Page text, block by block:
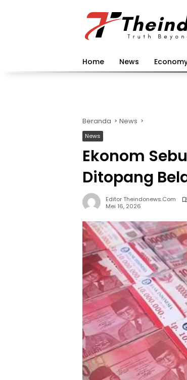
Home News
Beranda News
News
Ekonom
Ditopang
Editor Theindonews.com
Mei 16, 2026